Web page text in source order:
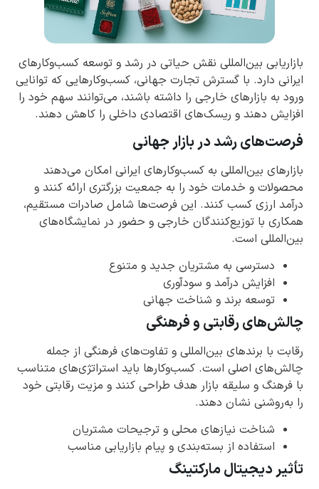
بازاریابی بین‌المللی نقش حیاتی در رشد و توسعه کسب‌وکارهای
ایرانی دارد. با گسترش تجارت جهانی، کسب‌وکارهایی که توانایی
ورود به بازارهای خارجی را داشته باشند، می‌توانند سهم خود را
افزایش دهند و ریسک‌های اقتصادی داخلی را کاهش دهند.
فرصت‌های رشد در بازار جهانی
بازارهای بین‌المللی به کسب‌وکارهای ایرانی امکان می‌دهند
محصولات و خدمات خود را به جمعیت بزرگتری ارائه کنند و
درآمد ارزی کسب کنند. این فرصت‌ها شامل صادرات مستقیم،
همکاری با توزیع‌کنندگان خارجی و حضور در نمایشگاه‌های
بین‌المللی است.
دسترسی به مشتریان جدید و متنوع
افزایش درآمد و سودآوری
توسعه برند و شناخت جهانی
چالش‌های رقابتی و فرهنگی
رقابت با برندهای بین‌المللی و تفاوت‌های فرهنگی از جمله
چالش‌های اصلی است. کسب‌وکارها باید استراتژی‌های متناسب
با فرهنگ و سلیقه بازار هدف طراحی کنند و مزیت رقابتی خود
را به‌روشنی نشان دهند.
شناخت نیازهای محلی و ترجیحات مشتریان
استفاده از بسته‌بندی و پیام بازاریابی مناسب
تأثیر دیجیتال مارکتینگ